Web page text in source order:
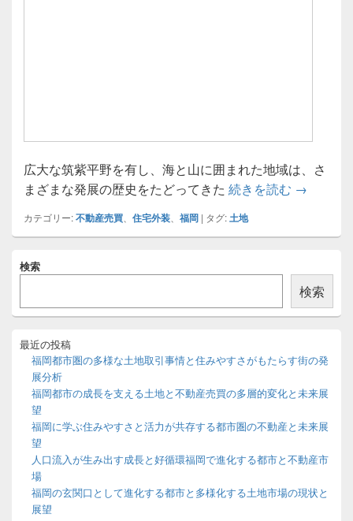
広大な筑紫平野を有し、海と山に囲まれた地域は、さ
まざまな発展の歴史をたどってきた 続きを読む 福岡の都
→
カテゴリー:不動産売買 住宅外装 福岡 | タグ:土地
イ
イ
バ
検索
検索
最近の投稿
福岡都市圏の多様な土地取引事情と住みやすさがもたらす街の発
展分析
福岡都市の成長を支える土地と不動産売買の多層的変化と未来展
望
福岡に学ぶ住みやすさと活力が共存する都市圏の不動産と未来展
望
人口流入が生み出す成長と好循環福岡で進化する都市と不動産市
場
福岡の玄関口として進化する都市と多様化する土地市場の現状と
展望